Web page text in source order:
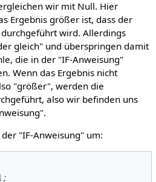
wir mit Null. Hier
Ergebnis größer ist, dass der
wird. Allerdings
gleich" und überspringen damit
die in der "IF-Anweisung"
Wenn das Ergebnis nicht
"größer", werden die
also wir befinden uns
"IF-Anweisung" um:
;